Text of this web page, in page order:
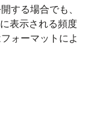
する場合でも、
表示される頻度
ォーマットによ